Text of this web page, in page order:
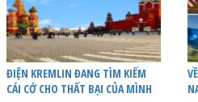
ĐIỆN KREMLIN ĐANG TÌM KIẾM
CÁI CỚ CHO THẤT BẠI CỦA MÌNH